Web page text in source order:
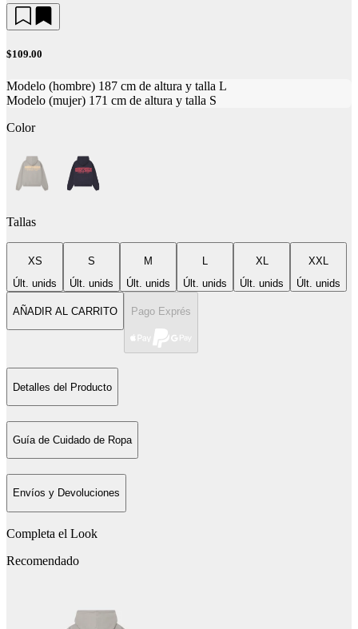
$109.00
Modelo (hombre) 187 cm de altura y talla L
Modelo (mujer) 171 cm de altura y talla S
Color
Tallas
XS
Últ. unids
S
Últ. unids
M
Últ. unids
Últ. unids
XL
Últ. unids
XXL
Últ. unids
AÑADIR AL CARRITO Pago Exprés
Detalles del Producto
Guía de Cuidado de Ropa
Envíos y Devoluciones
Completa el Look
Recomendado